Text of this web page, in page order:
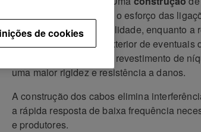
altamente flexível reduz o esforço das
proporciona mais flexibilidade, enquanto a
protege o isolamento exterior de eventuais
Todas as fichas têm um revestimento de
uma maior rigidez e resistência a danos.
A construção dos cabos elimina
a rápida resposta de baixa frequência
e produtores.
de cookies